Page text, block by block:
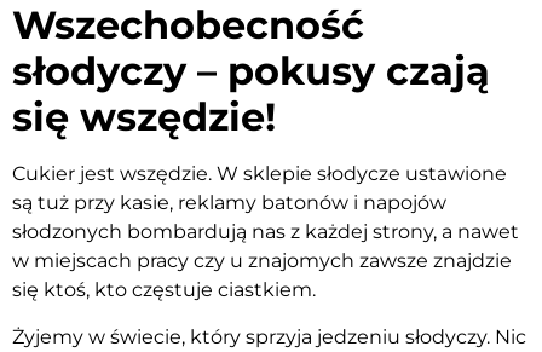
Wszechobecność
słodyczy – pokusy czają
się wszędzie!
Cukier jest wszędzie. W sklepie słodycze ustawione
są tuż przy kasie, reklamy batonów i napojów
słodzonych bombardują nas z każdej strony, a nawet
w miejscach pracy czy u znajomych zawsze znajdzie
się ktoś, kto częstuje ciastkiem.
Żyjemy w świecie, który sprzyja jedzeniu słodyczy. Nic